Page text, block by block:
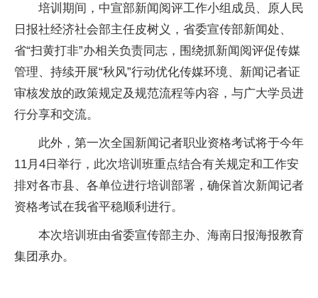
培训期间，中宣部新闻阅评工作小组成员、原人民
日报社经济社会部主任皮树义，省委宣传部新闻处、
省“扫黄打非”办相关负责同志，围绕抓新闻阅评促传媒
管理、持续开展“秋风”行动优化传媒环境、新闻记者证
审核发放的政策规定及规范流程等内容，与广大学员进
行分享和交流。
此外，第一次全国新闻记者职业资格考试将于今年
11月4日举行，此次培训班重点结合有关规定和工作安
排对各市县、各单位进行培训部署，确保首次新闻记者
资格考试在我省平稳顺利进行。
本次培训班由省委宣传部主办、海南日报海报教育
集团承办。